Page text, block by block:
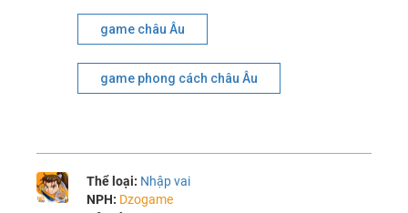
game châu Âu
game phong cách châu Âu
Thể loại: Nhập vai
NPH: Dzogame